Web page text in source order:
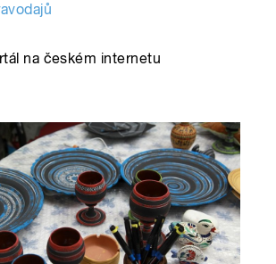
na českém internetu